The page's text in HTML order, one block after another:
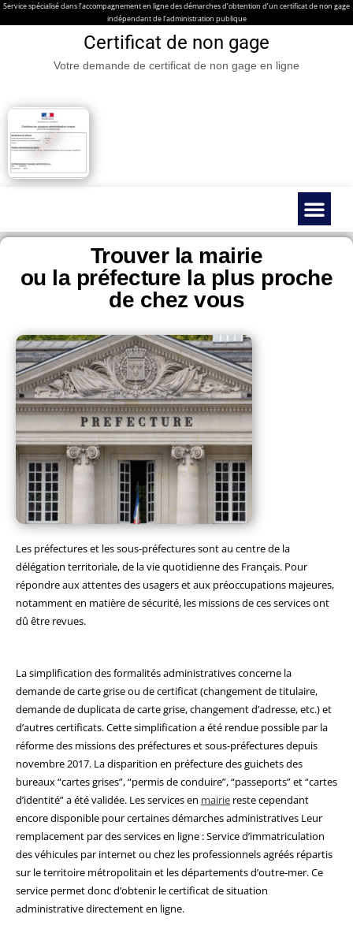
Service spécialisé dans l’accompagnement en ligne des démarches d’obtention d’un certificat de non gage
indépendant de l’administration publique
Certificat de non gage
Votre demande de certificat de non gage en ligne
Trouver la mairie
ou la préfecture la plus proche
de chez vous
Les préfectures et les sous-préfectures sont au centre de la
délégation territoriale, de la vie quotidienne des Français. Pour
répondre aux attentes des usagers et aux préoccupations majeures,
notamment en matière de sécurité, les missions de ces services ont
dû être revues.
La simplification des formalités administratives concerne la
demande de carte grise ou de certificat (changement de titulaire,
demande de duplicata de carte grise, changement d’adresse, etc.) et
d’autres certificats. Cette simplification a été rendue possible par la
réforme des missions des préfectures et sous-préfectures depuis
novembre 2017. La disparition en préfecture des guichets des
bureaux “cartes grises”, “permis de conduire”, “passeports” et “cartes
d’identité” a été validée. Les services en mairie reste cependant
encore disponible pour certaines démarches administratives Leur
remplacement par des services en ligne : Service d’immatriculation
des véhicules par internet ou chez les professionnels agréés répartis
sur le territoire métropolitain et les départements d’outre-mer. Ce
service permet donc d’obtenir le certificat de situation
administrative directement en ligne.